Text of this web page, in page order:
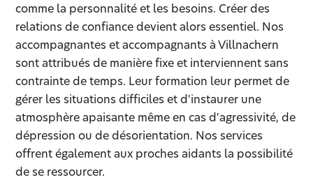
comme la personnalité et les besoins. Créer des
relations de confiance devient alors essentiel. Nos
accompagnantes et accompagnants à Villnachern
sont attribués de manière fixe et interviennent sans
contrainte de temps. Leur formation leur permet de
gérer les situations difficiles et d'instaurer une
atmosphère apaisante même en cas d'agressivité, de
dépression ou de désorientation. Nos services
offrent également aux proches aidants la possibilité
de se ressourcer.